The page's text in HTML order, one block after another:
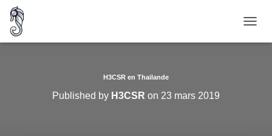
U
H3CSR en Thailande
Published by H3CSR on 23 mars 2019